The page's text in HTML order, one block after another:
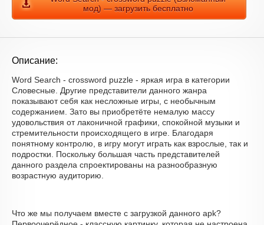
мод) — загрузить бесплатно
Описание:
Word Search - crossword puzzle - яркая игра в категории
Словесные. Другие представители данного жанра
показывают себя как несложные игры, с необычным
содержанием. Зато вы приобретёте немалую массу
удовольствия от лаконичной графики, спокойной музыки и
стремительности происходящего в игре. Благодаря
понятному контролю, в игру могут играть как взрослые, так и
подростки. Поскольку большая часть представителей
данного раздела спроектированы на разнообразную
возрастную аудиторию.
Что же мы получаем вместе с загрузкой данного apk?